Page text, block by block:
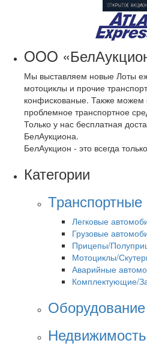
OOO
Мы выставляем новые Лоты
мотоциклы и прочие
конфискованые. Также
проблемное транспортное
Только у нас бесплатная
БелАукциона.
БелАукцион - это всегда
Категории
Легковые
Грузовые
Прицепы/
Мотоциклы/
Аварийные
Комплектующие/
Недвижимость